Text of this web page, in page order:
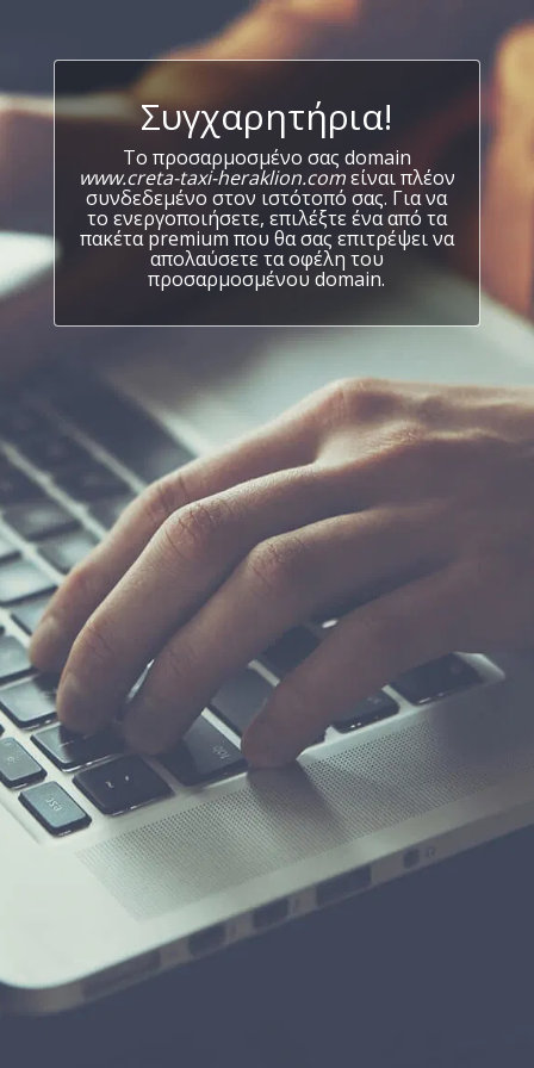
Συγχαρητήρια!
Το προσαρμοσμένο σας domain
www.creta-taxi-heraklion.comείναι πλέον
συνδεδεμένο στον ιστότοπό σας. Για να
το ενεργοποιήσετε, επιλέξτε ένα από τα
πακέτα premium που θα σας επιτρέψει να
απολαύσετε τα οφέλη του
προσαρμοσμένου domain.